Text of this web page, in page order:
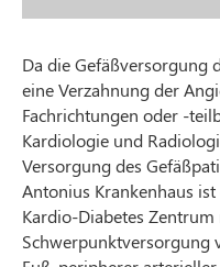
Da die Gefäßversorgung
eine Verzahnung der
Fachrichtungen oder -
Kardiologie und
Versorgung des
Antonius Krankenhaus
Kardio-Diabetes
Schwerpunktversorgung